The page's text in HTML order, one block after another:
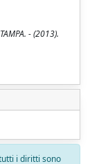
- (2013).
i diritti sono